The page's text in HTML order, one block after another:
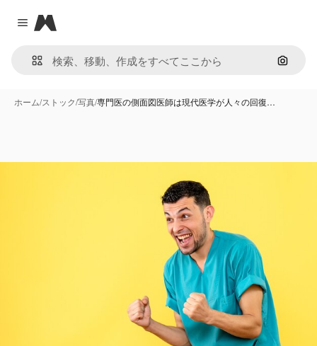
Close menu
Magnific
画像で
ホーム/ストック/写真/専門医の側面図医師は現代医学が人々の回復…